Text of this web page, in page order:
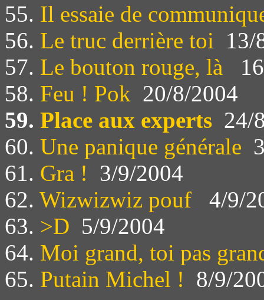
55. Il essaie de
56. Le truc derrière toi 13/
57. Le bouton rouge, là
58. Feu ! Pok 20/8/2004
59. Place aux experts 24/
60. Une panique générale
61. Gra ! 3/9/2004
62. Wizwizwiz pouf
4/9/
63. >D 5/9/2004
64. Moi grand, toi pas
65. Putain Michel ! 8/9/